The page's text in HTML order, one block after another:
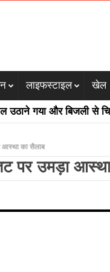
लाइफस्टाइल खेल
गया और बिजली से चिपक
आस्था का सैलाब
पर उमड़ा